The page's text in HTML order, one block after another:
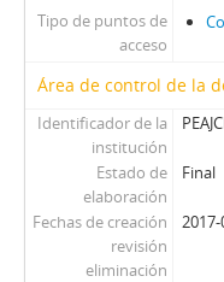
Tipo de puntos de
acceso
Área de control de la
Identificador de la
institución
Estado de
elaboración
Final
Fechas de creación
revisión
eliminación